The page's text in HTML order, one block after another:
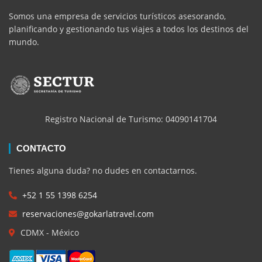
Somos una empresa de servicios turísticos asesorando,
planificando y gestionando tus viajes a todos los destinos del
mundo.
Registro Nacional de Turismo: 04090141704
CONTACTO
Tienes alguna duda? no dudes en contactarnos.
+52 1 55 1398 6254
reservaciones@gokarlatravel.com
CDMX - México